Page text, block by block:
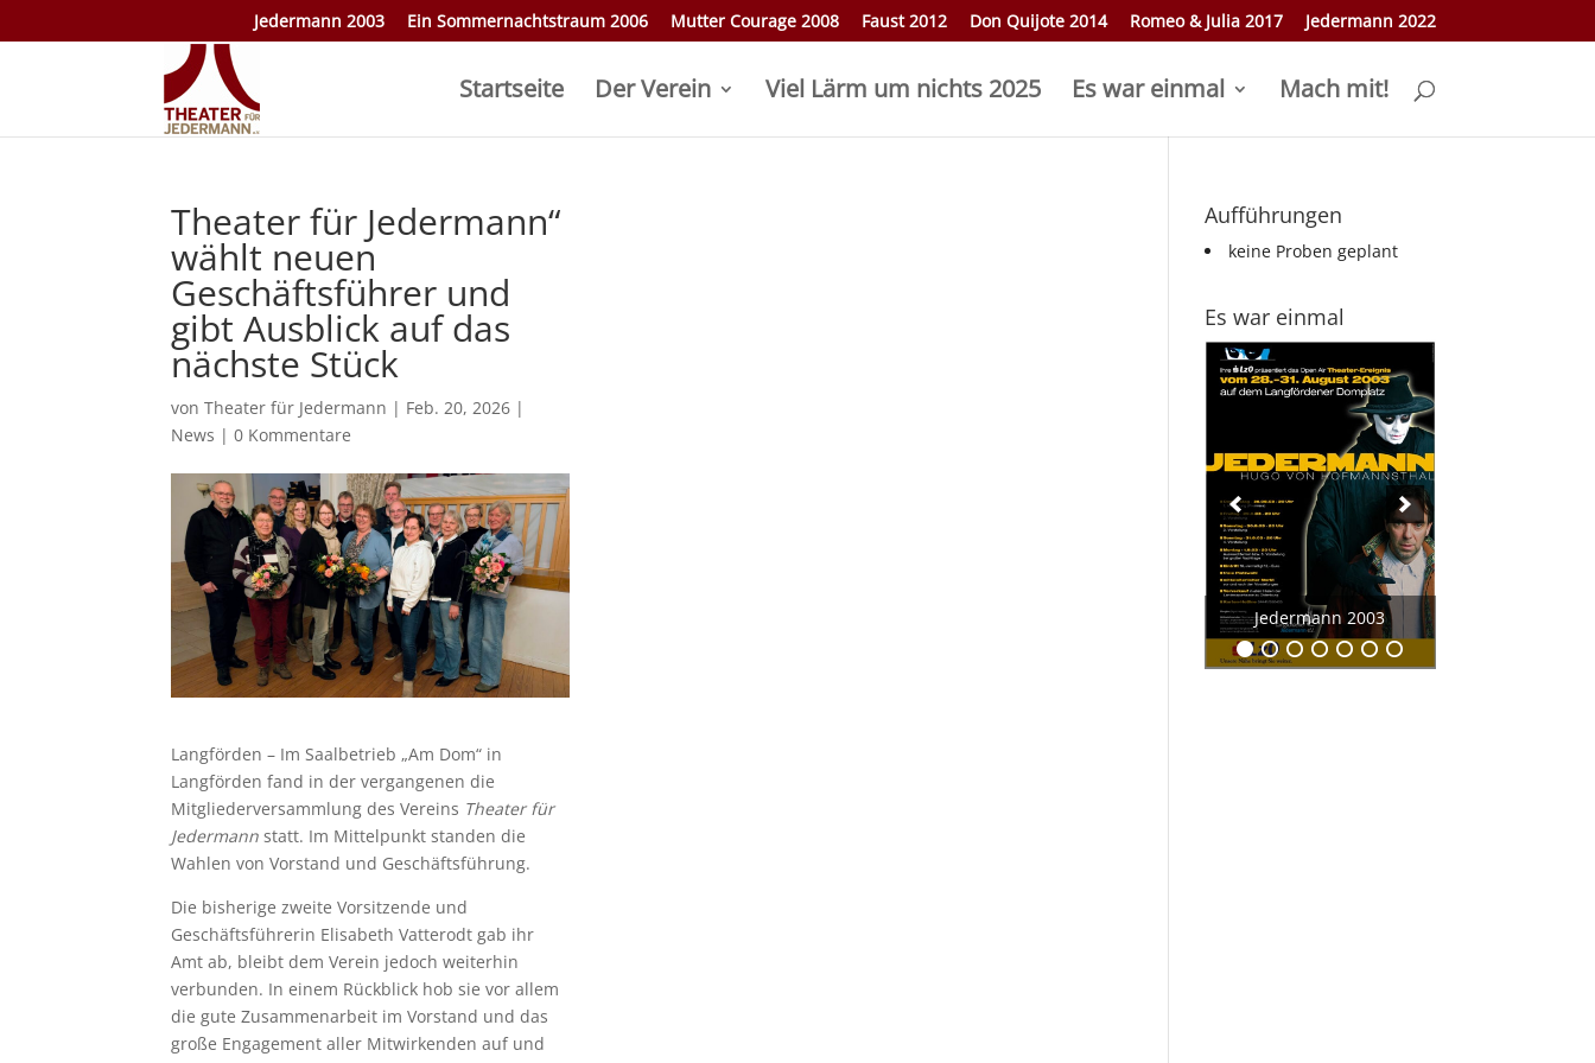
Jedermann 2003 Ein Sommernachtstraum 2006 Mutter Courage 2008 Faust 2012 Don Quijote 2014 Romeo & Julia 2017 Jedermann 2022
Startseite Der Verein Viel Lärm um nichts 2025 Es war einmal Mach mit!
Theater für Jedermann“
wählt neuen
Geschäftsführer und
gibt Ausblick auf das
nächste Stück
vonTheater für Jedermann | Feb. 20, 2026 |
News |0 Kommentare
Langförden – Im Saalbetrieb „Am Dom“ in
Langförden fand in der vergangenen die
Mitgliederversammlung des Vereins Theater für
Jedermann statt. Im Mittelpunkt standen die
Wahlen von Vorstand und Geschäftsführung.
Die bisherige zweite Vorsitzende und
Geschäftsführerin Elisabeth Vatterodt gab ihr
Amt ab, bleibt dem Verein jedoch weiterhin
verbunden. In einem Rückblick hob sie vor allem
die gute Zusammenarbeit im Vorstand und das
große Engagement aller Mitwirkenden auf und
Aufführungen
keine Proben geplant
Es war einmal
Jedermann 2003